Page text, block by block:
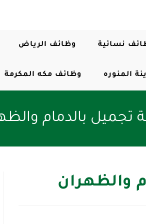
نسائية وظائف الرياض
المنوره وظائف مكه المكرمة
بالدمام
والظهران